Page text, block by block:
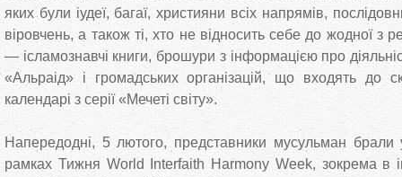
яких були іудеї, багаї, християни всіх напрямів,
віровчень, а також ті, хто не відносить себе до жодної з
— ісламознавчі книги, брошури з інформацією про
«Альраід» і громадських організацій, що входять до
календарі з серії «Мечеті світу».
Напередодні, 5 лютого, представники мусульман брали
рамках Тижня World Interfaith Harmony Week, зокрема в